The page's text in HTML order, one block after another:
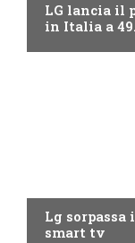
LG lancia il
in Italia a
Lg
smart tv